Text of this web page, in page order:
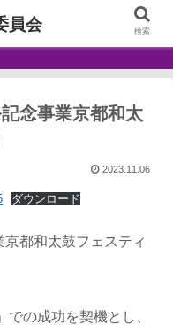
念事業京都和太
2023.11.06
ダウンロード
都和太鼓フェスティ
での成功を契機とし、
員会 検索